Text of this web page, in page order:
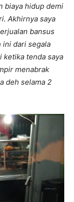
biaya hidup demi
Akhirnya saya
bansus
ini dari segala
ketika tenda saya
menabrak
deh selama 2